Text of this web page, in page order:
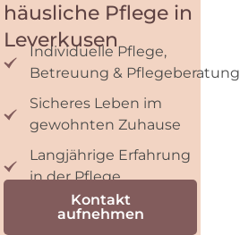
häusliche Pflege in
Leverkusen
Individuelle Pflege,
Betreuung & Pflegeberatung
Sicheres Leben im
gewohnten Zuhause
Langjährige Erfahrung
in der Pflege
Kontakt
aufnehmen